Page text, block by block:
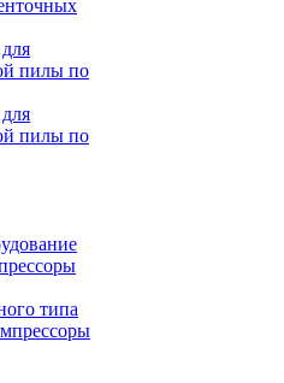
пилы по
пилы по
типа